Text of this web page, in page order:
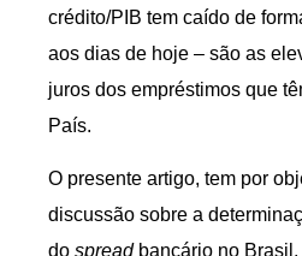
crédito/PIB tem caído de
aos dias de hoje – são as
juros dos empréstimos que
País.
O presente artigo, tem por
discussão sobre a
do spreadbancário no Brasil,